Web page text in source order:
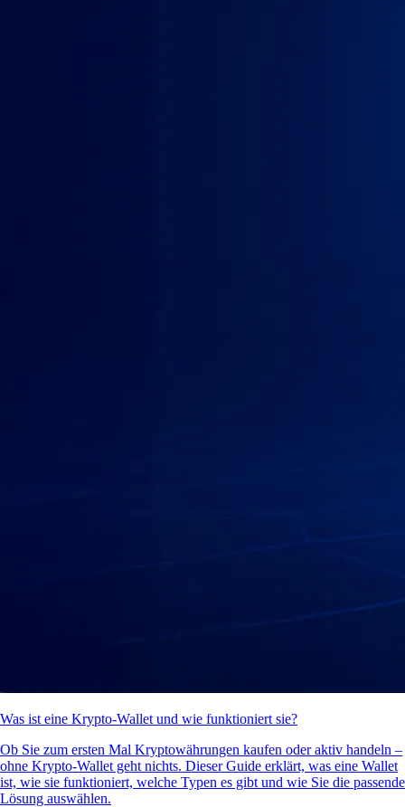
Was ist eine Krypto-Wallet und wie funktioniert sie?
Ob Sie zum ersten Mal Kryptowährungen kaufen oder aktiv handeln –
ohne Krypto-Wallet geht nichts. Dieser Guide erklärt, was eine Wallet
ist, wie sie funktioniert, welche Typen es gibt und wie Sie die passende
Lösung auswählen.